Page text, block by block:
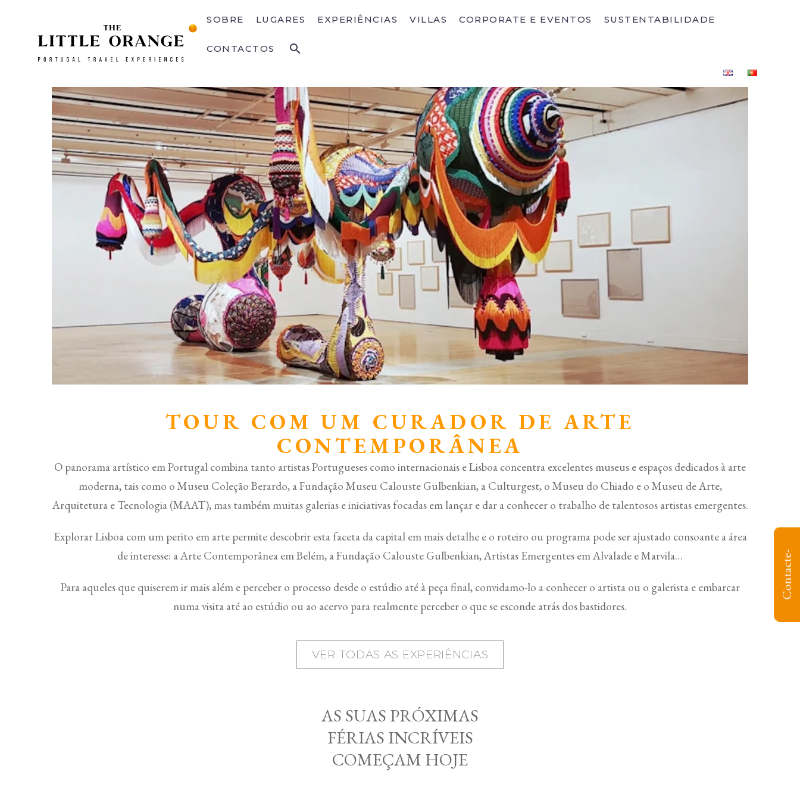
SOBRE LUGARES EXPERIÊNCIAS VILLAS CORPORATE E EVENTOS SUSTENTABILIDADE
CONTACTOS
C
o
n
t
a
c
t
e
-
n
o
TOUR COM UM CURADOR DE ARTE
CONTEMPORÂNEA
O panorama artístico em Portugal combina tanto artistas Portugueses como internacionais e Lisboa concentra excelentes museus e espaços dedicados à arte
moderna, tais como o Museu Coleção Berardo, a Fundação Museu Calouste Gulbenkian, a Culturgest, o Museu do Chiado e o Museu de Arte,
Arquitetura e Tecnologia (MAAT), mas também muitas galerias e iniciativas focadas em lançar e dar a conhecer o trabalho de talentosos artistas emergentes.
Explorar Lisboa com um perito em arte permite descobrir esta faceta da capital em mais detalhe e o roteiro ou programa pode ser ajustado consoante a área
de interesse: a Arte Contemporânea em Belém, a Fundação Calouste Gulbenkian, Artistas Emergentes em Alvalade e Marvila…
Para aqueles que quiserem ir mais além e perceber o processo desde o estúdio até à peça final, convidamo-lo a conhecer o artista ou o galerista e embarcar
numa visita até ao estúdio ou ao acervo para realmente perceber o que se esconde atrás dos bastidores.
VER TODAS AS EXPERIÊNCIAS
AS SUAS PRÓXIMAS
FÉRIAS INCRÍVEIS
COMEÇAM HOJE